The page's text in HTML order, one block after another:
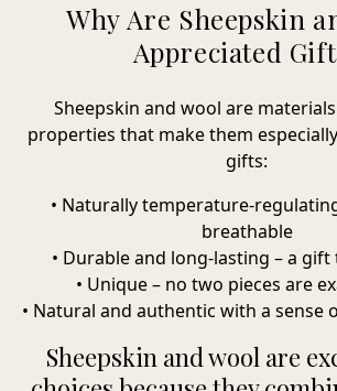
Why Are Sheepskin
Appreciated
Sheepskin and wool are
properties that make them
gifts:
• Naturally temperature-
breathable
• Durable and long-lasting – a
• Unique – no two pieces are
• Natural and authentic with a sense
Sheepskin and wool are